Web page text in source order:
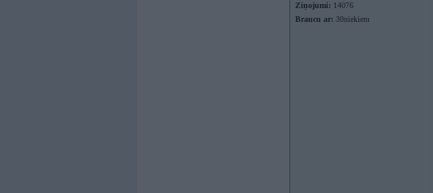
Ziņojumi: 14076
Braucu ar: 30niekiem